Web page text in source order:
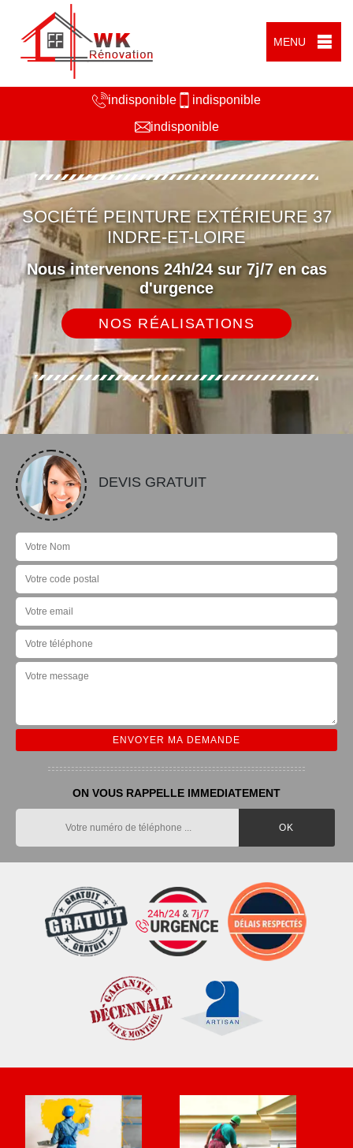
MENU
indisponible
indisponible
indisponible
SOCIÉTÉ PEINTURE EXTÉRIEURE 37
INDRE-ET-LOIRE
Nous intervenons 24h/24 sur 7j/7 en cas
d'urgence
NOS RÉALISATIONS
DEVIS GRATUIT
ON VOUS RAPPELLE IMMEDIATEMENT